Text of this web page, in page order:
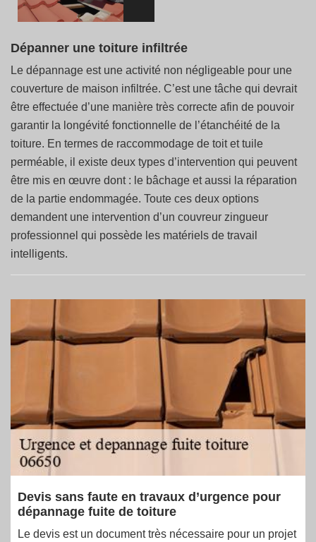
Dépanner une toiture infiltrée
Le dépannage est une activité non négligeable pour une
couverture de maison infiltrée. C’est une tâche qui devrait
être effectuée d’une manière très correcte afin de pouvoir
garantir la longévité fonctionnelle de l’étanchéité de la
toiture. En termes de raccommodage de toit et tuile
perméable, il existe deux types d’intervention qui peuvent
être mis en œuvre dont : le bâchage et aussi la réparation
de la partie endommagée. Toute ces deux options
demandent une intervention d’un couvreur zingueur
professionnel qui possède les matériels de travail
intelligents.
Devis sans faute en travaux d’urgence pour
dépannage fuite de toiture
Le devis est un document très nécessaire pour un projet